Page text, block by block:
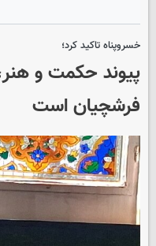
خسروپناه تاکید کرد؛
پیوند حکمت و
فرشچیان است